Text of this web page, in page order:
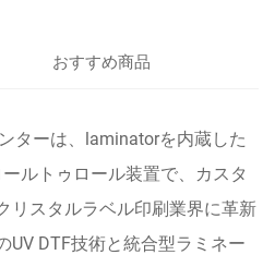
おすすめ商品
ターは、laminatorを内蔵した
ルトゥロール装置で、カスタ
リスタルラベル印刷業界に革新
UV DTF技術と統合型ラミネー